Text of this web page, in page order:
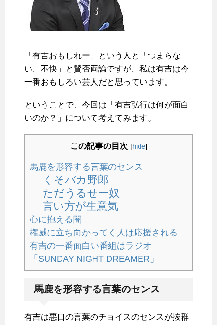
「有吉おもしれー」という人と「つまらな
い、不快」と賛否両論ですが、私は有吉は今
一番おもしろい芸人だと思っています。
ということで、今回は「有吉弘行は何が面白
いのか？」について考えてみます。
この記事の目次 [hide]
馬鹿を形容する言葉のセンス
くそバカ野郎
ただうるせー奴
言い方が生意気
心に抱える闇
権威に立ち向かってく人は応援される
有吉の一番面白い番組はラジオ
「SUNDAY NIGHT DREAMER」
馬鹿を形容する言葉のセンス
有吉は悪口の言葉のチョイスのセンスが抜群